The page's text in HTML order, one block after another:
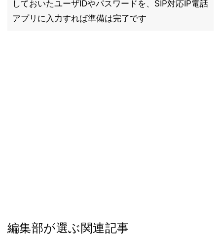
しておいたユーザIDやパスワードを、SIP対応IP電話
アプリに入力すれば準備は完了です
編集部が選ぶ関連記事